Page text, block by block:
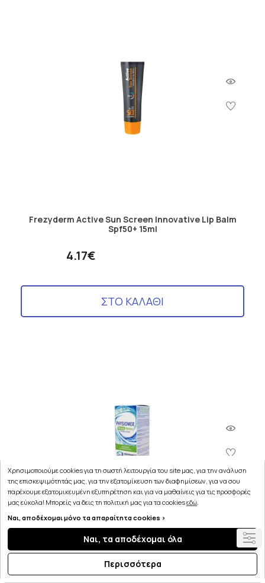
Frezyderm Active Sun Screen Innovative Lip Balm
Spf50+ 15ml
4.17€
ΣΤΟ ΚΑΛΑΘΙ
Physiomer αποσυμφορητικό μύτης Υπέρτονο
Διάλυμα Ρινικού Καθαρισμού με Ευκάλυπτο 135ml
Χρησιμοποιούμε cookies για τη σωστή λειτουργία του site μας, για την ανάλυση
της επισκεψιμότητάς μας, για την εξατομίκευση των διαφημίσεων, για να σου
παρέχουμε εξατομικευμένη εξυπηρέτηση και για να μαθαίνεις για τις προσφορές
μας εύκολα! Μπορείς να δεις τη πολιτική μας για τα cookiesεδώ.
Ναι, αποδέχομαι μόνο τα απαραίτητα cookies >
Ναι, τα αποδέχομαι όλα
Περισσότερα